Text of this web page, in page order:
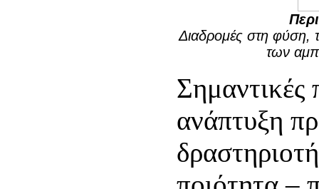
Διαδρομές στη φύση,
των
Σημαντικές
ανάπτυξη